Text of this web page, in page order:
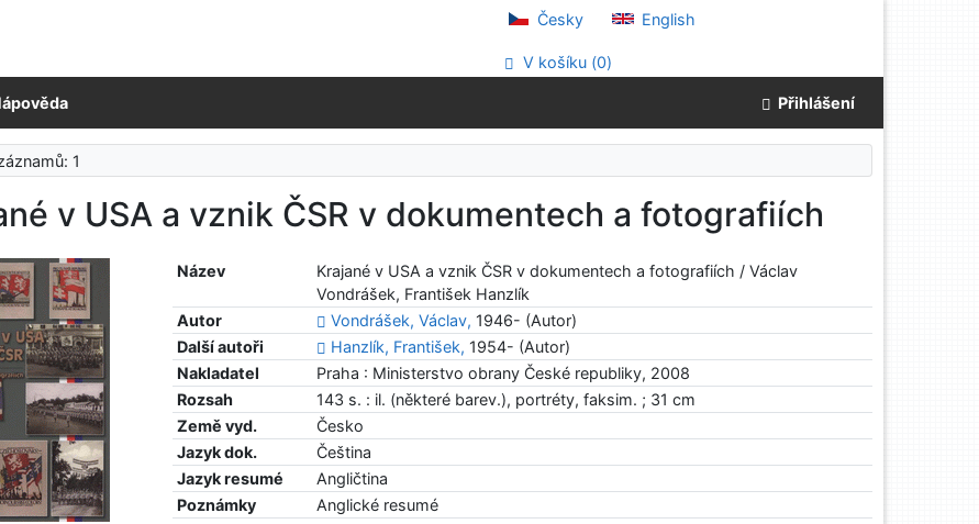
Česky English
V košíku (0)
Přihlášení
1
v USA a vznik ČSR v dokumentech a fotografiích
Název
Krajané v USA a vznik ČSR v dokumentech a fotografiích / Václav
Vondrášek, František Hanzlík
Autor
Vondrášek, Václav, 1946- (Autor)
Další autoři
Hanzlík, František, 1954- (Autor)
Nakladatel
Praha : Ministerstvo obrany České republiky, 2008
Rozsah
143 s. : il. (některé barev.), portréty, faksim. ; 31 cm
Země vyd.
Česko
Jazyk dok.
Čeština
Jazyk resumé
Angličtina
Poznámky
Anglické resumé